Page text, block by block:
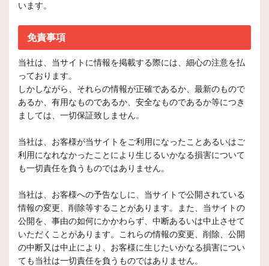
います。
免責事項
当社は、当サイトに情報を掲載する際には、細心の注意を払
っております。
しかしながら、それらの情報が正確であるか、最新のもので
あるか、有用なものであるか、安全なものであるか等につき
ましては、一切保証致しません。
当社は、お客様が当サイトをご利用になったことあるいはご
利用になれなかったことにより生じるいかなる損害について
も一切責任を負うものではありません。
当社は、お客様への予告なしに、当サイトで公開されている
情報の変更、削除等することがあります。また、当サイトの
公開を、事由の如何にかかわらず、中断あるいは中止させて
いただくことがあります。これらの情報の変更、削除、公開
の中断又は中止により、お客様に生じたいかなる損害につい
ても当社は一切責任を負うものではありません。